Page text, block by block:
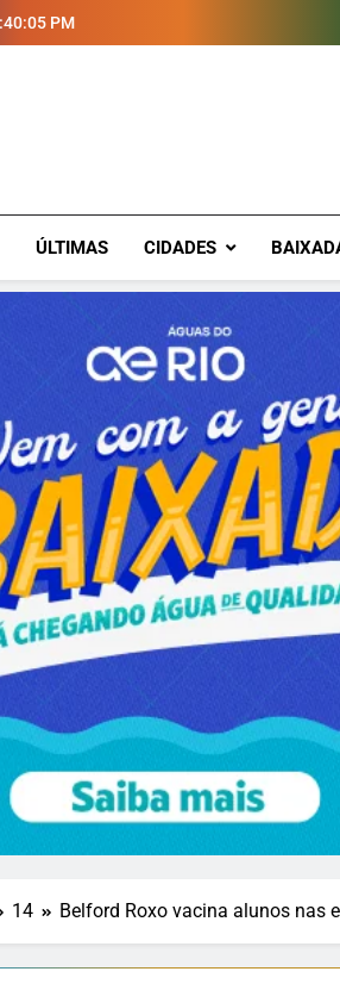
PM
ÚLTIMAS CIDADES
14 Belford Roxo vacina alunos nas